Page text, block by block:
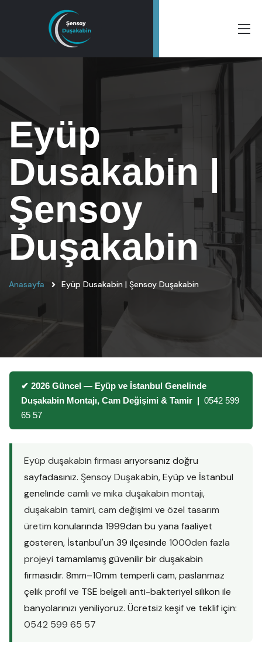
Eyüp
Dusakabin |
Şensoy
Duşakabin
Anasayfa Eyüp Dusakabin | Şensoy Duşakabin
✔ 2026 Güncel — Eyüp ve İstanbul Genelinde
Duşakabin Montajı, Cam Değişimi & Tamir | 0542 599
65 57
Eyüp duşakabin firması arıyorsanız doğru
sayfadasınız. Şensoy Duşakabin, Eyüp ve İstanbul
genelinde camlı ve mika duşakabin montajı,
duşakabin tamiri,cam değişimi ve özel tasarım
üretim konularında 1999dan bu yana faaliyet
gösteren, İstanbul'un 39 ilçesinde 1000den fazla
projeyi tamamlamış güvenilir bir duşakabin
firmasıdır. 8mm–10mm temperli cam, paslanmaz
çelik profil ve TSE belgeli anti-bakteriyel silikon ile
banyolarınızı yeniliyoruz. Ücretsiz keşif ve teklif için:
0542 599 65 57